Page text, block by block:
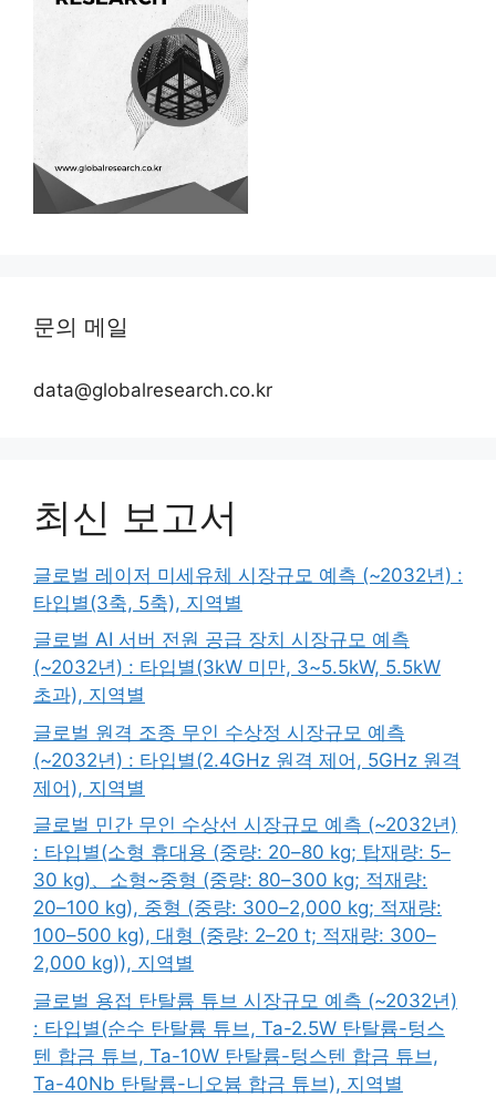
문의 메일
data@globalresearch.co.kr
최신 보고서
글로벌 레이저 미세유체 시장규모 예측 (~2032년) :
타입별(3축, 5축), 지역별
글로벌 AI 서버 전원 공급 장치 시장규모 예측
(~2032년) : 타입별(3kW 미만, 3~5.5kW, 5.5kW
초과), 지역별
글로벌 원격 조종 무인 수상정 시장규모 예측
(~2032년) : 타입별(2.4GHz 원격 제어, 5GHz 원격
제어), 지역별
글로벌 민간 무인 수상선 시장규모 예측 (~2032년)
: 타입별(소형 휴대용 (중량: 20–80 kg; 탑재량: 5–
30 kg)、소형~중형 (중량: 80–300 kg; 적재량:
20–100 kg), 중형 (중량: 300–2,000 kg; 적재량:
100–500 kg), 대형 (중량: 2–20 t; 적재량: 300–
2,000 kg)), 지역별
글로벌 용접 탄탈륨 튜브 시장규모 예측 (~2032년)
: 타입별(순수 탄탈륨 튜브, Ta-2.5W 탄탈륨-텅스
텐 합금 튜브, Ta-10W 탄탈륨-텅스텐 합금 튜브,
Ta-40Nb 탄탈륨-니오븀 합금 튜브), 지역별